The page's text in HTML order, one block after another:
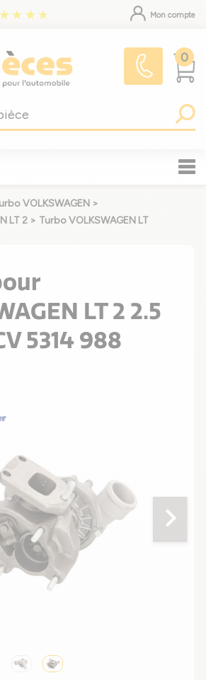
Mon compte
0
VOLKSWAGEN >
LT 2 > Turbo VOLKSWAGEN LT
LT 2 2.5
5314 988
chevron_right